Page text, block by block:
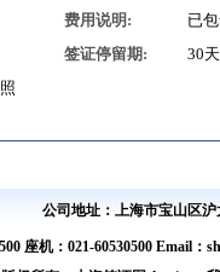
费用说明:
已
签证停留期:
30天
公司地址：上海市宝山区沪
座机：021-60530500 Email